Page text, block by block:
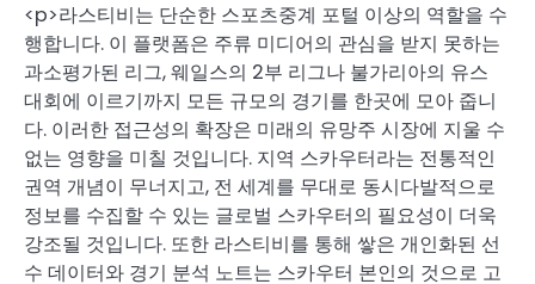
<p>라스티비는 단순한 스포츠중계 포털 이상의 역할을 수
행합니다. 이 플랫폼은 주류 미디어의 관심을 받지 못하는
과소평가된 리그, 웨일스의 2부 리그나 불가리아의 유스
대회에 이르기까지 모든 규모의 경기를 한곳에 모아 줍니
다. 이러한 접근성의 확장은 미래의 유망주 시장에 지울 수
없는 영향을 미칠 것입니다. 지역 스카우터라는 전통적인
권역 개념이 무너지고, 전 세계를 무대로 동시다발적으로
정보를 수집할 수 있는 글로벌 스카우터의 필요성이 더욱
강조될 것입니다. 또한 라스티비를 통해 쌓은 개인화된 선
수 데이터와 경기 분석 노트는 스카우터 본인의 것으로 고